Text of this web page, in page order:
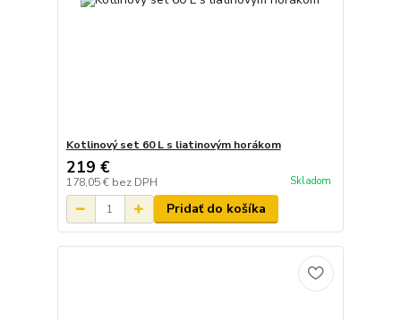
Kotlinový set 60 L s liatinovým horákom
219 €
178,05 € bez DPH Skladom
Pridať do košíka